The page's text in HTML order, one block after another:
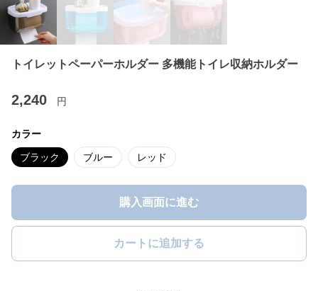
トイレットペーパーホルダー 多機能トイレ収納ホルダー
2,240 円
カラー
ブラック ブルー レッド
購入画面に進む
カートに追加する